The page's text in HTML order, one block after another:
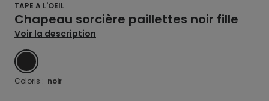
TAPE A L'OEIL
Chapeau sorcière paillettes noir fille
Voir la description
NOIR
Coloris : noir